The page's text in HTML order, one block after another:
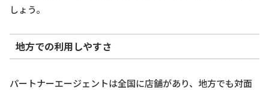
しょう。
地方での利用しやすさ
パートナーエージェントは全国に店舗があり、地方でも対面